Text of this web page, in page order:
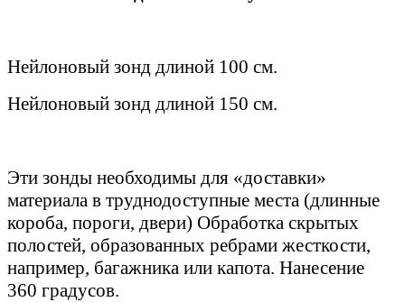
Нейлоновый зонд длиной 100 см.
Нейлоновый зонд длиной 150 см.
Эти зонды необходимы для «доставки»
материала в труднодоступные места (длинные
короба, пороги, двери) Обработка скрытых
полостей, образованных ребрами жесткости,
например, багажника или капота. Нанесение
360 градусов.